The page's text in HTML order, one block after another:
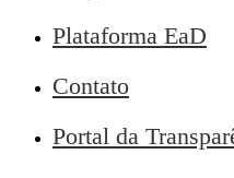
Plataforma EaD
Contato
Portal da